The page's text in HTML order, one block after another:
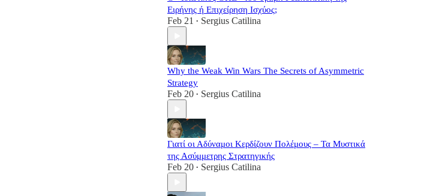
Ειρήνης ή Επιχείρηση Ισχύος;
Feb 21 • Sergius Catilina
Why the Weak Win Wars The Secrets of Asymmetric
Strategy
Feb 20 • Sergius Catilina
Γιατί οι Αδύναμοι Κερδίζουν Πολέμους – Τα Μυστικά
της Ασύμμετρης Στρατηγικής
Feb 20 • Sergius Catilina